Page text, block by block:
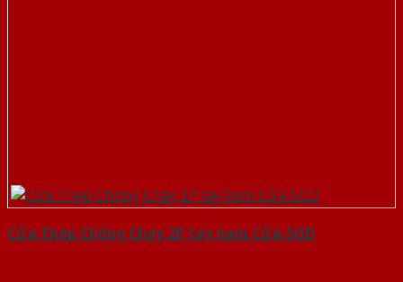
Cửa Thép Chống Cháy 2P tay nam Cửa-SGD